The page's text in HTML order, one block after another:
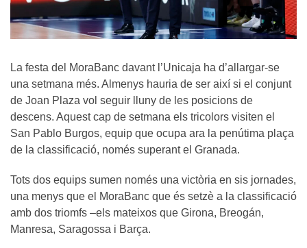
La festa del MoraBanc davant l’Unicaja ha d’allargar-se
una setmana més. Almenys hauria de ser així si el conjunt
de Joan Plaza vol seguir lluny de les posicions de
descens. Aquest cap de setmana els tricolors visiten el
San Pablo Burgos, equip que ocupa ara la penútima plaça
de la classificació, només superant el Granada.
Tots dos equips sumen només una victòria en sis jornades,
una menys que el MoraBanc que és setzè a la classificació
amb dos triomfs –els mateixos que Girona, Breogán,
Manresa, Saragossa i Barça.